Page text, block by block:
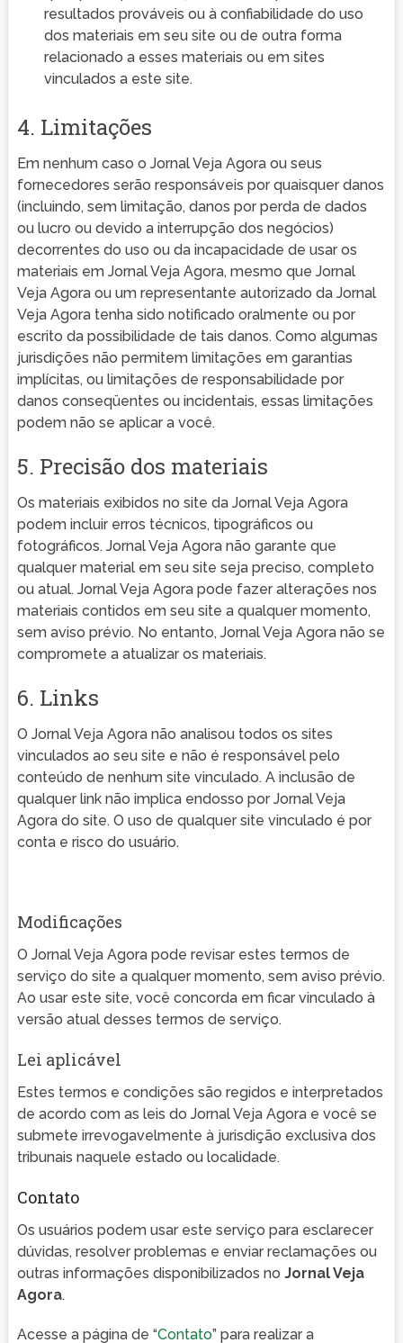
resultados prováveis ​​ou à confiabilidade do uso
dos materiais em seu site ou de outra forma
relacionado a esses materiais ou em sites
vinculados a este site.
4. Limitações
Em nenhum caso o Jornal Veja Agora ou seus
fornecedores serão responsáveis ​​por quaisquer danos
(incluindo, sem limitação, danos por perda de dados
ou lucro ou devido a interrupção dos negócios)
decorrentes do uso ou da incapacidade de usar os
materiais em Jornal Veja Agora, mesmo que Jornal
Veja Agora ou um representante autorizado da Jornal
Veja Agora tenha sido notificado oralmente ou por
escrito da possibilidade de tais danos. Como algumas
jurisdições não permitem limitações em garantias
implícitas, ou limitações de responsabilidade por
danos conseqüentes ou incidentais, essas limitações
podem não se aplicar a você.
5. Precisão dos materiais
Os materiais exibidos no site da Jornal Veja Agora
podem incluir erros técnicos, tipográficos ou
fotográficos. Jornal Veja Agora não garante que
qualquer material em seu site seja preciso, completo
ou atual. Jornal Veja Agora pode fazer alterações nos
materiais contidos em seu site a qualquer momento,
sem aviso prévio. No entanto, Jornal Veja Agora não se
compromete a atualizar os materiais.
6. Links
O Jornal Veja Agora não analisou todos os sites
vinculados ao seu site e não é responsável pelo
conteúdo de nenhum site vinculado. A inclusão de
qualquer link não implica endosso por Jornal Veja
Agora do site. O uso de qualquer site vinculado é por
conta e risco do usuário.
Modificações
O Jornal Veja Agora pode revisar estes termos de
serviço do site a qualquer momento, sem aviso prévio.
Ao usar este site, você concorda em ficar vinculado à
versão atual desses termos de serviço.
Lei aplicável
Estes termos e condições são regidos e interpretados
de acordo com as leis do Jornal Veja Agora e você se
submete irrevogavelmente à jurisdição exclusiva dos
tribunais naquele estado ou localidade.
Contato
Os usuários podem usar este serviço para esclarecer
dúvidas, resolver problemas e enviar reclamações ou
outras informações disponibilizados no Jornal Veja
Agora.
Acesse a página de “Contato” para realizar a